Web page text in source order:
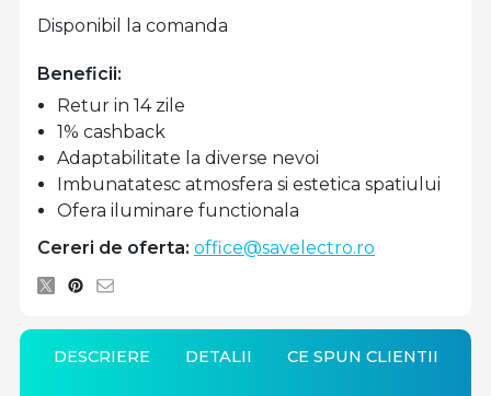
Disponibil la comanda
Beneficii:
Retur in 14 zile
1% cashback
Adaptabilitate la diverse nevoi
Imbunatatesc atmosfera si estetica spatiului
Ofera iluminare functionala
Cereri de oferta: office@savelectro.ro
DESCRIERE DETALII CE SPUN CLIENTII